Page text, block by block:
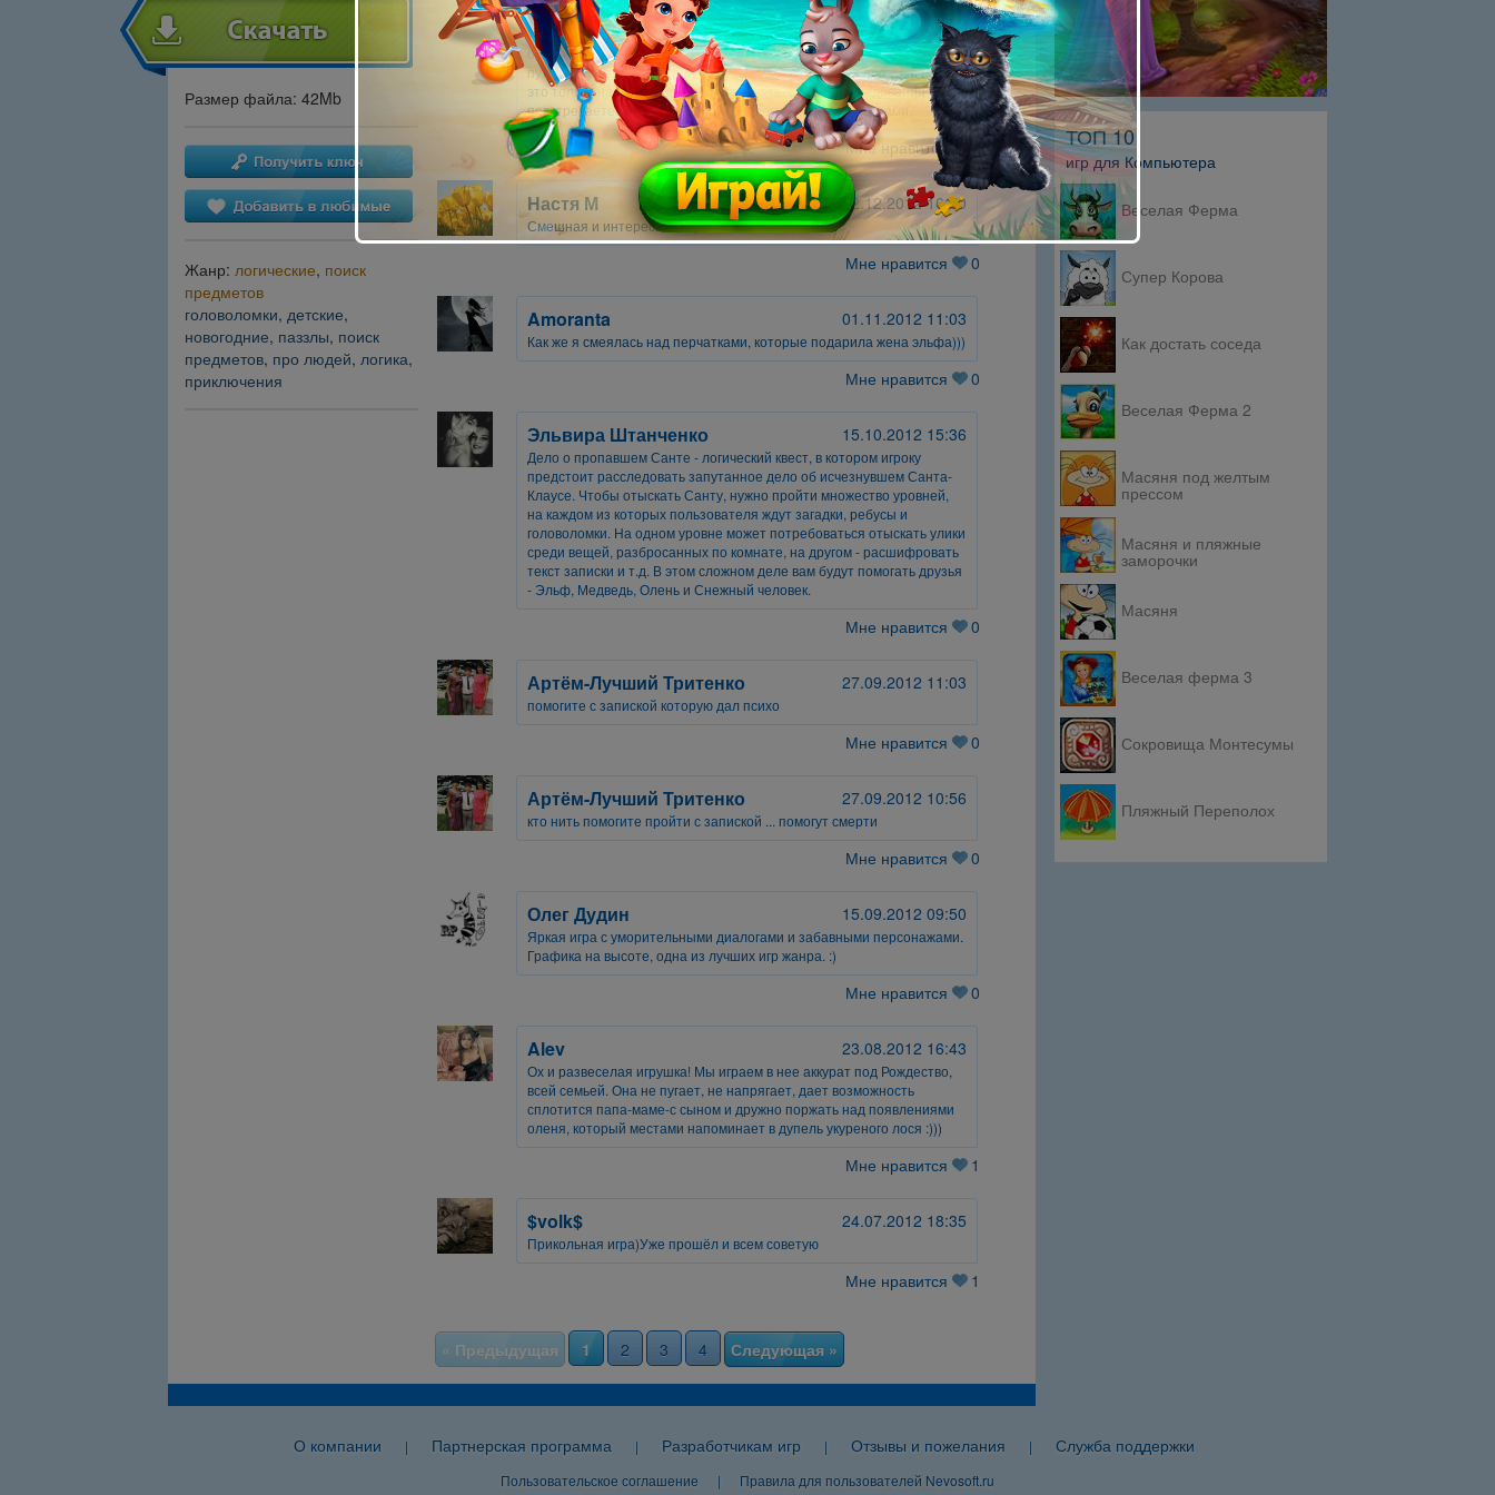
Размер файла: 42Mb
Жанр: логические, поиск
предметов
головоломки, детские,
новогодние, паззлы, поиск
предметов, про людей, логика,
приключения
сказочное рождественское расследование. А начнется все с того,
что к вам в кабинет придет... Ети - Снежный Человек! Он так
озабочен пропажей Санты, что сам решился на отважное
путешествие из Лапландии в мир людей. Живой и волосатый Ети –
это только начало! В процессе увлекательного расследования вы
повстречаетесь с совершенно невероятными персонажами.
Мне нравится 1
Настя М 22.12.2012 16:50
Смешная и интересная игра
Мне нравится 0
Amoranta 01.11.2012 11:03
Как же я смеялась над перчатками, которые подарила жена эльфа)))
Мне нравится 0
Эльвира Штанченко 15.10.2012 15:36
Дело о пропавшем Санте - логический квест, в котором игроку
предстоит расследовать запутанное дело об исчезнувшем Санта-
Клаусе. Чтобы отыскать Санту, нужно пройти множество уровней,
на каждом из которых пользователя ждут загадки, ребусы и
головоломки. На одном уровне может потребоваться отыскать улики
среди вещей, разбросанных по комнате, на другом - расшифровать
текст записки и т.д. В этом сложном деле вам будут помогать друзья
- Эльф, Медведь, Олень и Снежный человек.
Мне нравится 0
Артём-Лучший Тритенко 27.09.2012 11:03
помогите с запиской которую дал психо
Мне нравится 0
Артём-Лучший Тритенко 27.09.2012 10:56
кто нить помогите пройти с запиской ... помогут смерти
Мне нравится 0
Олег Дудин 15.09.2012 09:50
Яркая игра с уморительными диалогами и забавными персонажами.
Графика на высоте, одна из лучших игр жанра. :)
Мне нравится 0
Alev 23.08.2012 16:43
Ох и развеселая игрушка! Мы играем в нее аккурат под Рождество,
всей семьей. Она не пугает, не напрягает, дает возможность
сплотится папа-маме-с сыном и дружно поржать над появлениями
оленя, который местами напоминает в дупель укуреного лося :)))
Мне нравится 1
$volk$ 24.07.2012 18:35
Прикольная игра)Уже прошёл и всем советую
Мне нравится 1
« Предыдущая 1 2 3 4 Следующая »
ТОП 10
игр для Компьютера
Веселая Ферма
Супер Корова
Как достать соседа
Веселая Ферма 2
Масяня под желтым
прессом
Масяня и пляжные
заморочки
Масяня
Веселая ферма 3
Сокровища Монтесумы
Пляжный Переполох
О компании | Партнерская программа | Разработчикам игр | Отзывы и пожелания | Служба поддержки
Пользовательское соглашение | Правила для пользователей Nevosoft.ru